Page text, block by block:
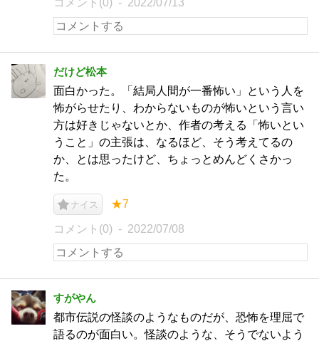
コメント(0) 2022/07/13
だけど松本
面白かった。「結局人間が一番怖い」という人を
怖がらせたり、わからないものが怖いという言い
方は好きじゃないとか、作者の考える「怖いとい
うこと」の主張は、なるほど、そう考えてるの
か、とは思ったけど、ちょっとめんどくさかっ
た。
ナイス ★7
コメント(0) 2022/07/08
すがやん
都市伝説の怪談のようなものだが、恐怖を理屈で
語るのが面白い。怪談のような、そうでないよう